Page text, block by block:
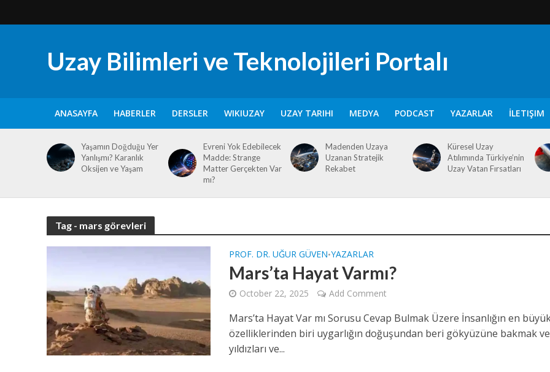
Uzay Bilimleri ve Teknolojileri Portalı
ANASAYFA HABERLER DERSLER WIKIUZAY UZAY TARIHI MEDYA PODCAST YAZARLAR İLETIŞIM
Yaşamın Doğduğu Yer
Yanlışmı? Karanlık
Oksijen ve Yaşam
Evreni Yok Edebilecek
Madde: Strange
Matter Gerçekten Var
mı?
Madenden Uzaya
Uzanan Stratejik
Rekabet
Küresel Uzay
Atılımında Türkiye’nin
Uzay Vatan Fırsatları
Tag - mars görevleri
PROF. DR. UĞUR GÜVEN•YAZARLAR
Mars’ta Hayat Varmı?
October 22, 2025 Add Comment
Mars’ta Hayat Var mı Sorusu Cevap Bulmak Üzere İnsanlığın en
özelliklerinden biri uygarlığın doğuşundan beri gökyüzüne bakmak ve
yıldızları ve...